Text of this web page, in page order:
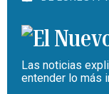
Las noticias
entender lo más